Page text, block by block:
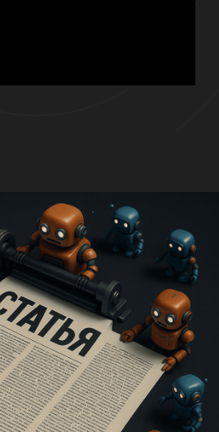
по
которым важно
текста под
СМИ, соцсети)
тону
на создание